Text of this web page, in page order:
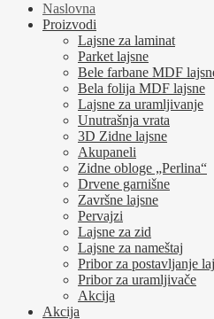
Naslovna
Proizvodi
Lajsne za laminat
Parket lajsne
Bele farbane MDF
Bela folija MDF lajsne
Lajsne za uramljivanje
Unutrašnja vrata
3D Zidne lajsne
Akupaneli
Zidne obloge „Perlina“
Drvene garnišne
Završne lajsne
Pervajzi
Lajsne za zid
Lajsne za nameštaj
Pribor za postavljanje
Pribor za uramljivače
Akcija
Akcija